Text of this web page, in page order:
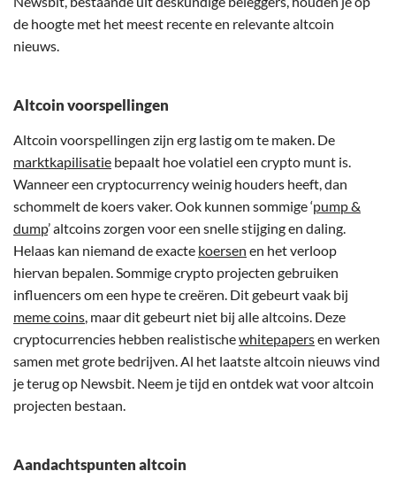
de hoogte met het meest recente en relevante altcoin
nieuws.
Altcoin voorspellingen
Altcoin voorspellingen zijn erg lastig om te maken. De
marktkapilisatie bepaalt hoe volatiel een crypto munt is.
Wanneer een cryptocurrency weinig houders heeft, dan
schommelt de koers vaker. Ook kunnen sommige ‘pump &
dump’ altcoins zorgen voor een snelle stijging en daling.
Helaas kan niemand de exacte koersen en het verloop
hiervan bepalen. Sommige crypto projecten gebruiken
influencers om een hype te creëren. Dit gebeurt vaak bij
meme coins, maar dit gebeurt niet bij alle altcoins. Deze
cryptocurrencies hebben realistischewhitepapersen werken
samen met grote bedrijven. Al het laatste altcoin nieuws vind
je terug op Newsbit. Neem je tijd en ontdek wat voor altcoin
projecten bestaan.
Aandachtspunten altcoin